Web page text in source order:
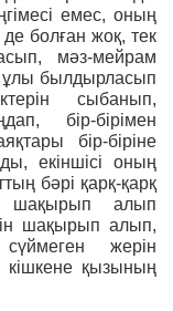
емес, оның
болған жоқ, тек
мәз-мейрам
былдырласып
сыбанып,
бір-бірімен
бір-біріне
екіншісі оның
бәрі қарқ-қарқ
шақырып алып
шақырып алып,
жерін
қызының